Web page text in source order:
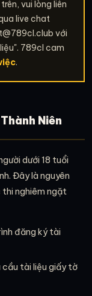
vui lòng liên
live chat
với
789cl cam
.
Niên
dưới 18 tuổi
Đây là nguyên
nghiêm ngặt
đăng ký tài
cầu tài liệu giấy tờ